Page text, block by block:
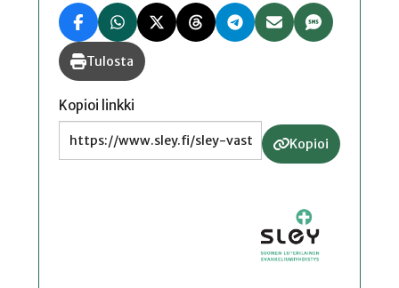
Tulosta
Kopioi linkki
Kopioi